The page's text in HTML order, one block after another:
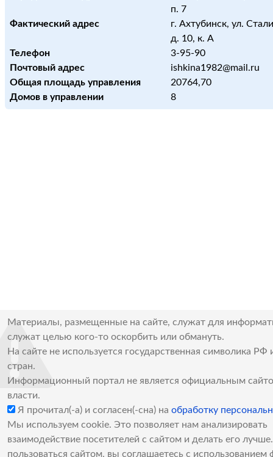
п. 7
Фактический адрес
г. Ахтубинск, ул.
д. 10, к. А
Телефон
3-95-90
Почтовый адрес
ishkina1982@mail.ru
Общая площадь управления
20764,70
Домов в управлении
8
Материалы, размещенные на сайте, служат для
служат целью кого-то оскорбить или обмануть.
На сайте не используется государственная символика РФ
стран.
Информационный портал не является официальным
власти.
Я прочитал(-а) и согласен(-сна) на обработку
Мы используем cookie. Это позволяет нам анализировать
взаимодействие посетителей с сайтом и делать его
пользоваться сайтом, вы соглашаетесь с использованием